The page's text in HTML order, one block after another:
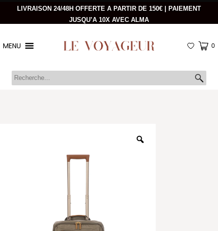
LIVRAISON 24/48H OFFERTE A PARTIR DE 150€ | PAIEMENT
JUSQU’A 10X AVEC ALMA
MENU 0